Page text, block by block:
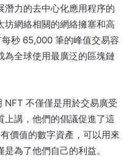
潛力的去中心化應用程序的
坊網絡相關的網絡擁塞和高
秒 65,000 筆的峰值交易容
為全球使用最廣泛的區塊鏈
不僅僅是用於交易廣受
上講，他們的倡議促進了這
價值的數字資產，可以用來
為了他們自己的利益。